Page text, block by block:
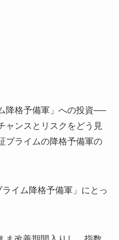
降格予備軍」への投資──
ャンスとリスクをどう見
プライムの降格予備軍の
イム降格予備軍」にとっ